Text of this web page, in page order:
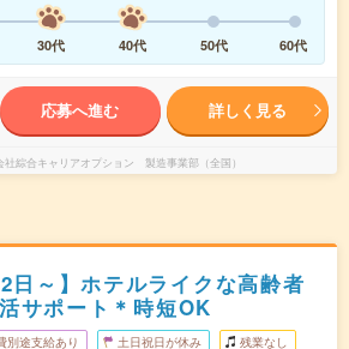
30代 40代 50代 60代
応募へ進む 詳しく見る
社綜合キャリアオプション 製造事業部（全国）
日～】ホテルライクな高齢者
サポート＊時短OK
別途支給あり 土日祝日が休み 残業なし